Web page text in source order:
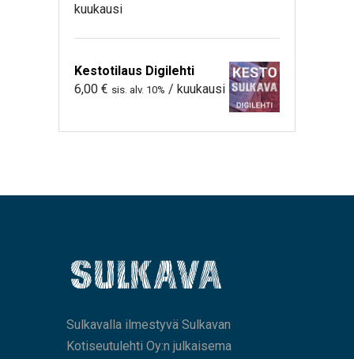
kuukausi
Kestotilaus Digilehti
6,00 € sis. alv. 10% / kuukausi
Sulkavalla ilmestyvä Sulkavan
Kotiseutulehti Oy:n julkaisema